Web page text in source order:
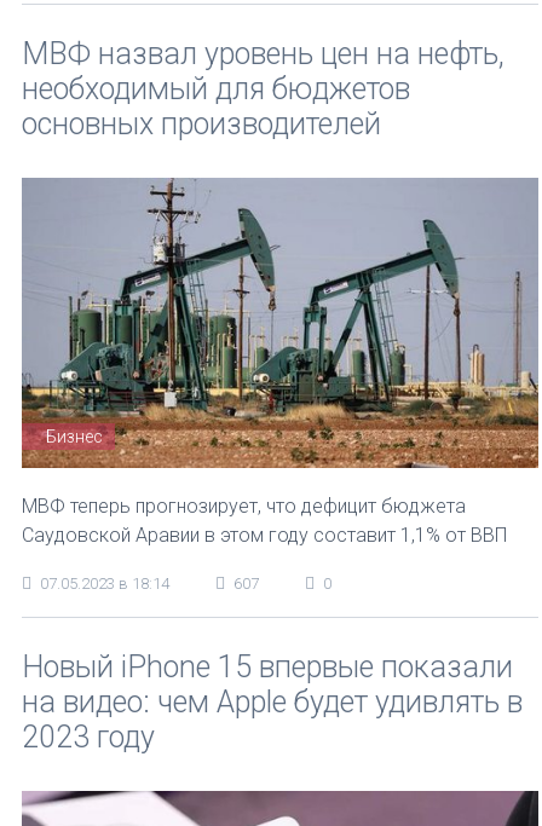
МВФ назвал уровень цен на нефть,
необходимый для бюджетов
основных производителей
Бизнес
МВФ теперь прогнозирует, что дефицит бюджета
Саудовской Аравии в этом году составит 1,1% от ВВП
07.05.2023 в 18:14 607 0
Новый iPhone 15 впервые показали
на видео: чем Apple будет удивлять в
2023 году